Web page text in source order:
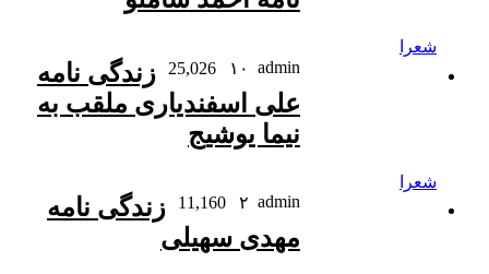
شعرا
admin
۱۰
زندگی نامه
علی اسفندیاری ملقب به
نیما یوشیج
شعرا
admin ۲
زندگی نامه
مهدی سهیلی